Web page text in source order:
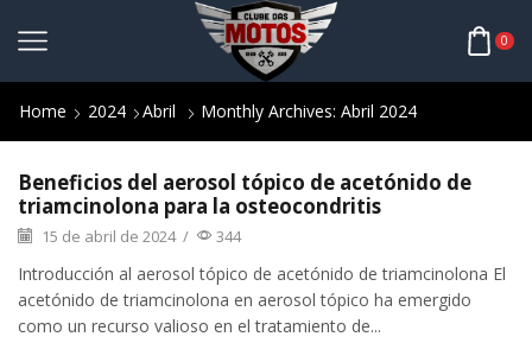
0
Home 2024 Abril Monthly Archives: Abril 2024
Beneficios del aerosol tópico de acetónido de
triamcinolona para la osteocondritis
15 de abril de 2024 / 344
Introducción al aerosol tópico de acetónido de triamcinolona El
acetónido de triamcinolona en aerosol tópico ha emergido
como un recurso valioso en el tratamiento de...